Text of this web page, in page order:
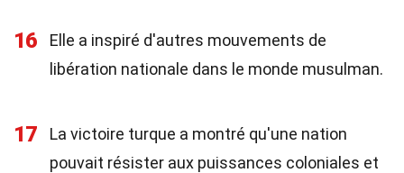
16
Elle a inspiré d'autres mouvements de
libération nationale dans le monde musulman.
17
La victoire turque a montré qu'une nation
pouvait résister aux puissances coloniales et